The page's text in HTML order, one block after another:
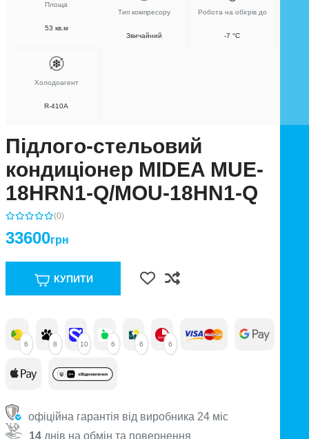
Площа
53 кв.м
Тип компресору
Звичайний
Робота на обігрів до
-7 °C
Холодоагент
R-410A
Підлого-стельовий
кондиціонер MIDEA MUE-
18HRN1-Q/MOU-18HN1-Q
(0)
33600грн
КУПИТИ
6 8 10 6 6 6
офіційна гарантія від виробника 24 міс
14 днів на обмін та повернення